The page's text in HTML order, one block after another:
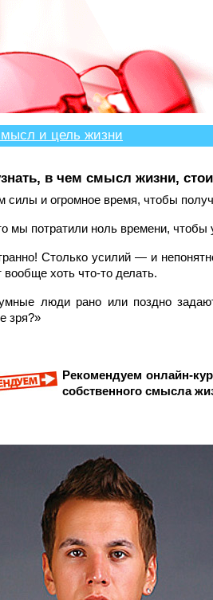
совет?» много историй,
и цель жизни
в чем смысл жизни,
силы и огромное время, чтобы
мы потратили ноль времени, чтобы
Столько усилий — и
вообще хоть что-то делать.
люди рано или поздно
зря?»
Рекомендуем онлайн-
собственного смысла